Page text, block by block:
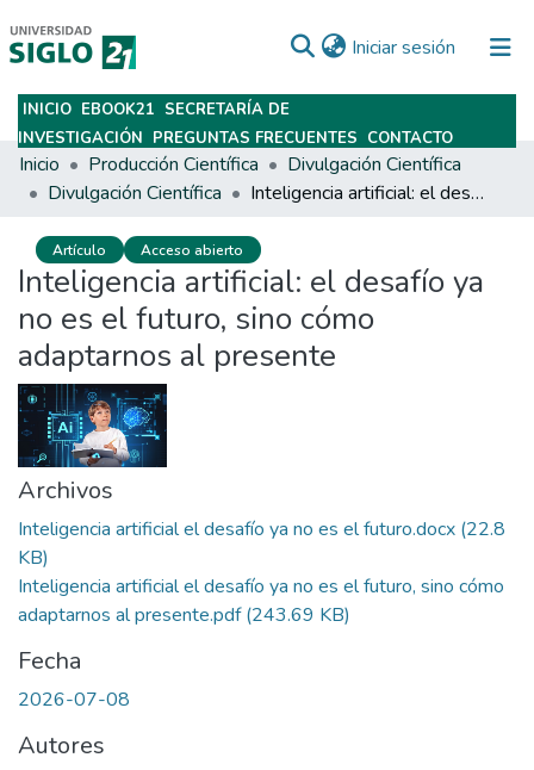
Iniciar sesión (current)
Subir
INICIO EBOOK21 SECRETARÍA DE
INVESTIGACIÓN PREGUNTAS FRECUENTES CONTACTO
Inicio Producción Científica
Divulgación Científica
Divulgación Científica
Inteligencia artificial: el desafío ya no es el futuro, sino cómo adaptarnos al presente
Artículo Acceso abierto
Inteligencia artificial: el desafío ya
no es el futuro, sino cómo
adaptarnos al presente
Archivos
Inteligencia artificial el desafío ya no es el futuro.docx (22.8
KB)
Inteligencia artificial el desafío ya no es el futuro, sino cómo
adaptarnos al presente.pdf(243.69 KB)
Fecha
2026-07-08
Autores